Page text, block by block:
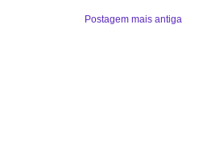
Postagem mais antiga